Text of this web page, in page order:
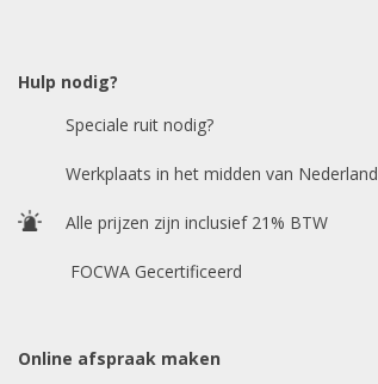
Hulp nodig?
Speciale ruit nodig?
Werkplaats in het midden van Nederland
Alle prijzen zijn inclusief 21% BTW
FOCWA Gecertificeerd
Online afspraak maken